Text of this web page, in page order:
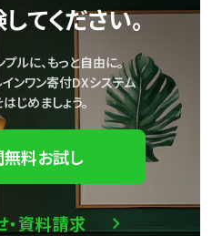
てください。
ルに、もっと自由に。
ンワン寄付DXシステム
じめましょう。
料お試し
資料請求